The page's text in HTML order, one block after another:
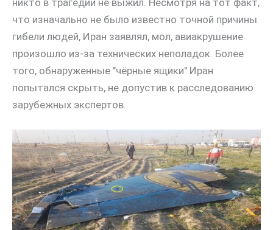
что изначально не было известно точной причины
гибели людей, Иран заявлял, мол, авиакрушение
произошло из-за технических неполадок. Более
того, обнаруженные "чёрные ящики" Иран
попытался скрыть, не допустив к расследованию
зарубежных экспертов.